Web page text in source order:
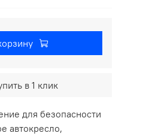
в 1 клик
для безопасности
автокресло,